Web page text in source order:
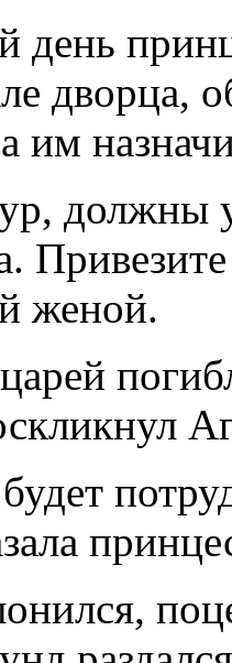
дворца,
им
должны
женой.